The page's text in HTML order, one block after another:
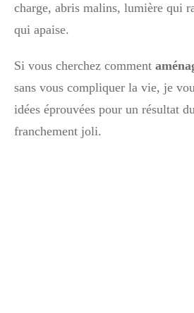
charge, abris malins, lumière qui
qui apaise.
Si vous cherchez comment
sans vous compliquer la vie, je
idées éprouvées pour un résultat
franchement joli.